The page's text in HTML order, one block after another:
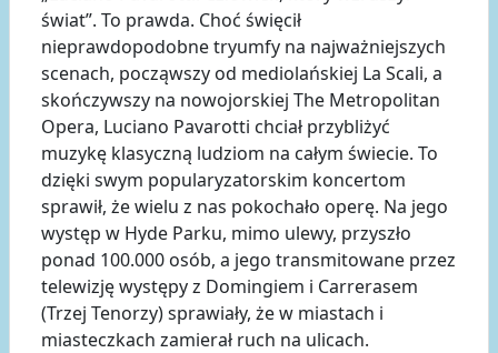
świat”. To prawda. Choć święcił
nieprawdopodobne tryumfy na najważniejszych
scenach, począwszy od mediolańskiej La Scali, a
skończywszy na nowojorskiej The Metropolitan
Opera, Luciano Pavarotti chciał przybliżyć
muzykę klasyczną ludziom na całym świecie. To
dzięki swym popularyzatorskim koncertom
sprawił, że wielu z nas pokochało operę. Na jego
występ w Hyde Parku, mimo ulewy, przyszło
ponad 100.000 osób, a jego transmitowane przez
telewizję występy z Domingiem i Carrerasem
(Trzej Tenorzy) sprawiały, że w miastach i
miasteczkach zamierał ruch na ulicach.